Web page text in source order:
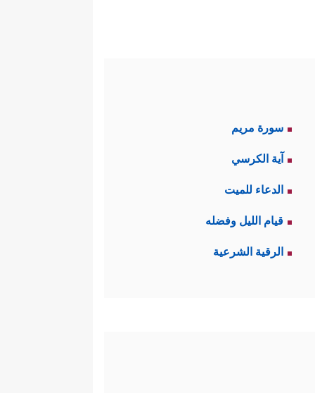
سورة مريم
آية الكرسي
الدعاء للميت
قيام الليل وفضله
الرقية الشرعية